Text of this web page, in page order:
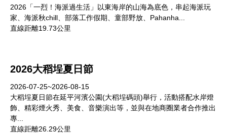
2026「一烈！海派過生活」以東海岸的山海為底色，串起海派玩
家、海派秋chill、部落工作假期、童部野放、Pahanha...
直線距離19.73公里
2026大稻埕夏日節
2026-07-25~2026-08-15
大稻埕夏日節在延平河濱公園(大稻埕碼頭)舉行，活動搭配水岸燈
飾、精彩煙火秀、美食、音樂演出等，並與在地商圈業者合作推出
專...
直線距離26.29公里